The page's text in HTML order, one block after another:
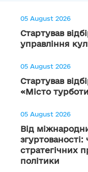
05 August 2026
Стартував
управління
05 August 2026
Стартував
«Місто
05 August 2026
Від
стратегічних
політики